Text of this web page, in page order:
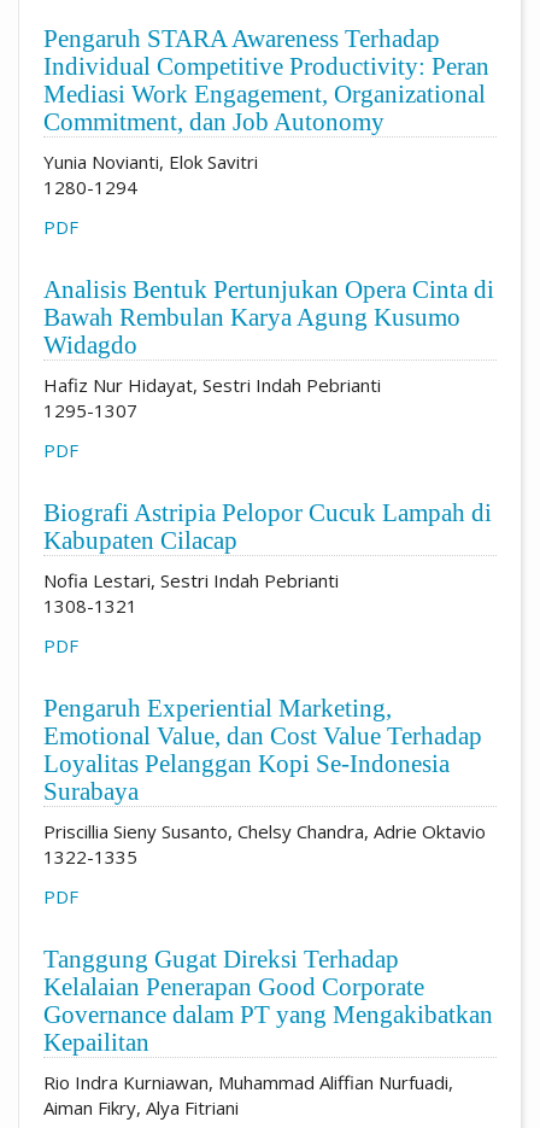
Pengaruh STARA Awareness Terhadap
Individual Competitive Productivity: Peran
Mediasi Work Engagement, Organizational
Commitment, dan Job Autonomy
Yunia Novianti, Elok Savitri
1280-1294
PDF
Analisis Bentuk Pertunjukan Opera Cinta di
Bawah Rembulan Karya Agung Kusumo
Widagdo
Hafiz Nur Hidayat, Sestri Indah Pebrianti
1295-1307
PDF
Biografi Astripia Pelopor Cucuk Lampah di
Kabupaten Cilacap
Nofia Lestari, Sestri Indah Pebrianti
1308-1321
PDF
Pengaruh Experiential Marketing,
Emotional Value, dan Cost Value Terhadap
Loyalitas Pelanggan Kopi Se-Indonesia
Surabaya
Priscillia Sieny Susanto, Chelsy Chandra, Adrie Oktavio
1322-1335
PDF
Tanggung Gugat Direksi Terhadap
Kelalaian Penerapan Good Corporate
Governance dalam PT yang Mengakibatkan
Kepailitan
Rio Indra Kurniawan, Muhammad Aliffian Nurfuadi,
Aiman Fikry, Alya Fitriani